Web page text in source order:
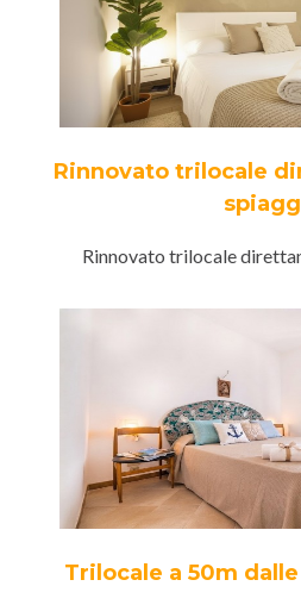
Rinnovato trilocale
Rinnovato trilocale
Trilocale a 50m